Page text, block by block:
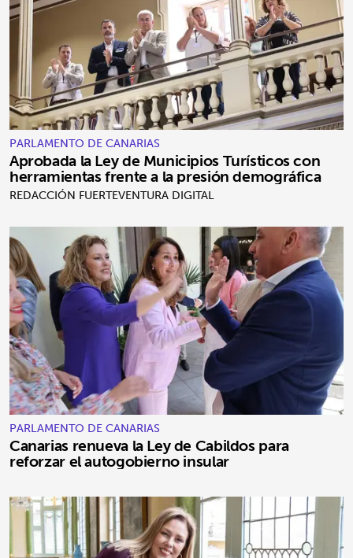
PARLAMENTO DE CANARIAS
Aprobada la Ley de Municipios Turísticos con
herramientas frente a la presión demográfica
REDACCIÓN FUERTEVENTURA DIGITAL
PARLAMENTO DE CANARIAS
Canarias renueva la Ley de Cabildos para
reforzar el autogobierno insular